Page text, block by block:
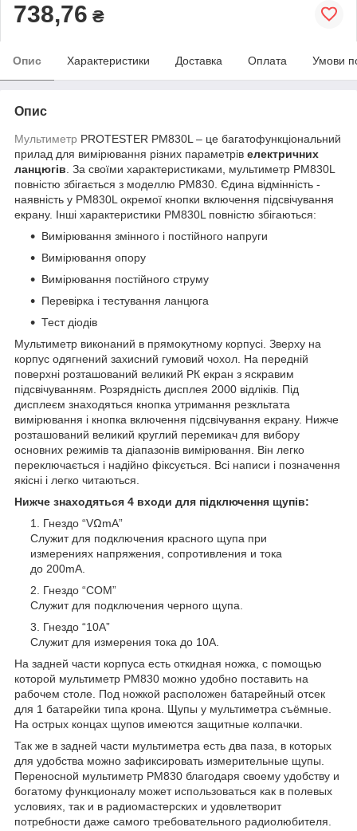
738,76 ₴
Опис Характеристики Доставка Оплата Умови
Опис
Мультиметр PROTESTER PM830L – це багатофункціональний
прилад для вимірювання різних параметрів електричних
ланцюгів . За своїми характеристиками, мультиметр PM830L
повністю збігається з моделлю PM830. Єдина відмінність -
наявність у PM830L окремої кнопки включення підсвічування
екрану. Інші характеристики PM830L повністю збігаються:
Вимірювання змінного і постійного напруги
Вимірювання опору
Вимірювання постійного струму
Перевірка і тестування ланцюга
Тест діодів
Мультиметр виконаний в прямокутному корпусі. Зверху на
корпус одягнений захисний гумовий чохол. На передній
поверхні розташований великий РК екран з яскравим
підсвічуванням. Розрядність дисплея 2000 відліків. Під
дисплеєм знаходяться кнопка утримання резкльтата
вимірювання і кнопка включення підсвічування екрану. Нижче
розташований великий круглий перемикач для вибору
основних режимів та діапазонів вимірювання. Він легко
переключається і надійно фіксується. Всі написи і позначення
якісні і легко читаються.
Нижче знаходяться 4 входи для підключення щупів:
Гнездо “VΩmA”
Служит для подключения красного щупа при
измерениях напряжения, сопротивления и тока
до 200mA.
Гнездо “COM”
Служит для подключения черного щупа.
Гнездо “10A”
Служит для измерения тока до 10А.
На задней части корпуса есть откидная ножка, с помощью
которой мультиметр PM830 можно удобно поставить на
рабочем столе. Под ножкой расположен батарейный отсек
для 1 батарейки типа крона. Щупы у мультиметра съёмные.
На острых концах щупов имеются защитные колпачки.
Так же в задней части мультиметра есть два паза, в которых
для удобства можно зафиксировать измерительные щупы.
Переносной мультиметр PM830 благодаря своему удобству и
богатому функционалу может использоваться как в полевых
условиях, так и в радиомастерских и удовлетворит
потребности даже самого требовательного радиолюбителя.